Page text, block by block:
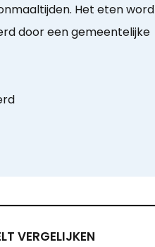
Het eten
door een gemeentelijke
VERGELIJKEN